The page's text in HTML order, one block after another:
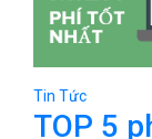
Tin Tức
TOP 5